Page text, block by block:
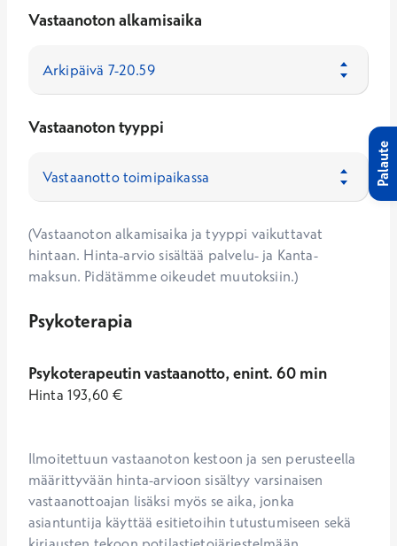
Vastaanoton alkamisaika
Vastaanoton tyyppi
(Vastaanoton alkamisaika ja tyyppi vaikuttavat
hintaan. Hinta-arvio sisältää palvelu- ja Kanta-
maksun. Pidätämme oikeudet muutoksiin.)
Psykoterapia
Psykoterapeutin vastaanotto, enint. 60 min
Hinta 193,60 €
Ilmoitettuun vastaanoton kestoon ja sen perusteella
määrittyvään hinta-arvioon sisältyy varsinaisen
vastaanottoajan lisäksi myös se aika, jonka
asiantuntija käyttää esitietoihin tutustumiseen sekä
Palaute